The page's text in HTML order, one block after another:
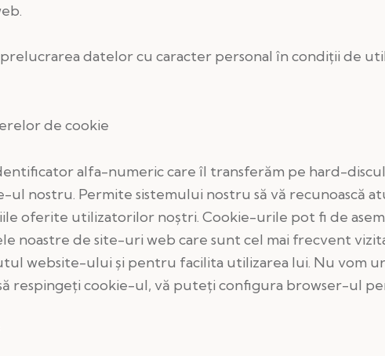
datelor cu caracter personal în condiții de
de cookie
alfa-numeric care îl transferăm pe hard-
ul nostru. Permite sistemului nostru să vă recunoască
oferite utilizatorilor noştri. Cookie-urile pot fi de
noastre de site-uri web care sunt cel mai frecvent
website-ului şi pentru facilita utilizarea lui. Nu vom
respingeţi cookie-ul, vă puteţi configura browser-ul